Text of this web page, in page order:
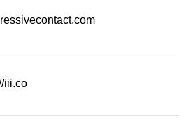
iii.co